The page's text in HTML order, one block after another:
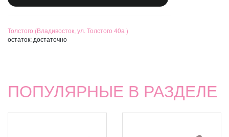
Толстого (Владивосток, ул. Толстого 40а )
остаток: достаточно
ПОПУЛЯРНЫЕ В РАЗДЕЛЕ